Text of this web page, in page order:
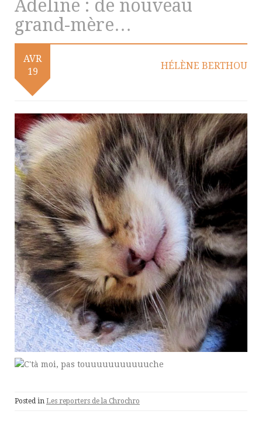
Adeline : de nouveau
grand-mère…
AVR
19
HÉLÈNE BERTHOU
Posted in Les reporters de la Chrochro